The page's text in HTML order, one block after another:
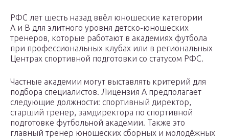
РФС лет шесть назад ввёл юношеские категории
А и В для элитного уровня детско-юношеских
тренеров, которые работают в академиях футбола
при профессиональных клубах или в региональных
Центрах спортивной подготовки со статусом РФС.
Частные академии могут выставлять критерий для
подбора специалистов. Лицензия А предполагает
следующие должности: спортивный директор,
старший тренер, замдиректора по спортивной
подготовке футбольной академии. Также это
главный тренер юношеских сборных и молодёжных